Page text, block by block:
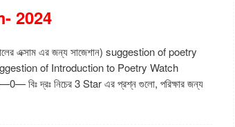
2024
এক্সাম এর জন্য সাজেশান) suggestion of poetry
of Introduction to Poetry Watch
দ্রঃ নিচের 3 Star এর প্রশ্ন গুলো, পরিক্ষার জন্য